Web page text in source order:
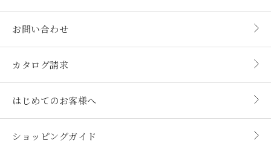
お問い合わせ
カタログ請求
はじめてのお客様へ
ショッピングガイド